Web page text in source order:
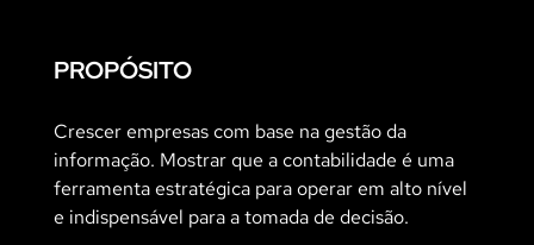
PROPÓSITO
Crescer empresas com base na gestão da
informação. Mostrar que a contabilidade é uma
ferramenta estratégica para operar em alto nível
e indispensável para a tomada de decisão.